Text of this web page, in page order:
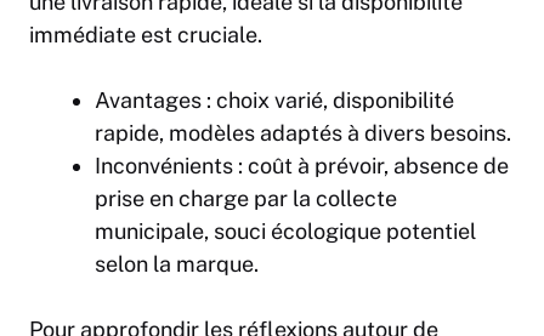
immédiate est cruciale.
Avantages : choix varié, disponibilité
rapide, modèles adaptés à divers besoins.
Inconvénients : coût à prévoir, absence de
prise en charge par la collecte
municipale, souci écologique potentiel
selon la marque.
Pour approfondir les réflexions autour de